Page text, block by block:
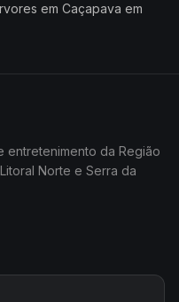
em Caçapava em
entretenimento da Região
Norte e Serra da